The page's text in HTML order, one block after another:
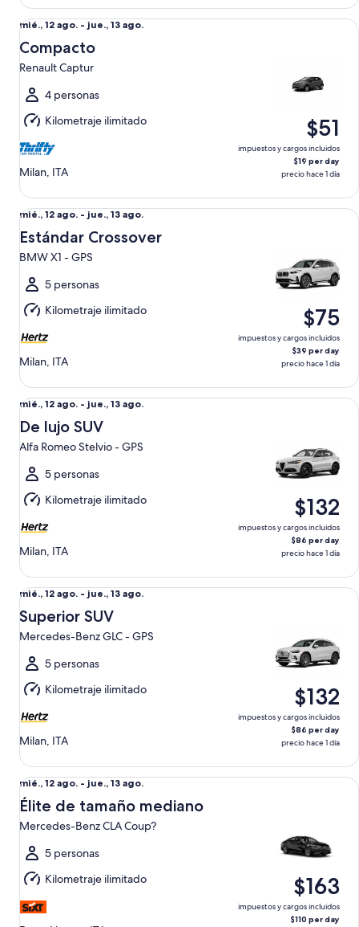
Del
mié.,
12
ago.
al
jue.,
13
ago.
mié., 12 ago. - jue., 13 ago.
Compacto
Renault Captur
4 personas
Kilometraje ilimitado
Milan, ITA
$51
impuestos y cargos incluidos
$19 per day
precio hace 1 día
Compacto Renault Captur
Del
mié.,
12
ago.
al
jue.,
13
ago.
mié., 12 ago. - jue., 13 ago.
Estándar Crossover
BMW X1 - GPS
5 personas
Kilometraje ilimitado
Milan, ITA
$75
impuestos y cargos incluidos
$39 per day
precio hace 1 día
Estándar Crossover BMW X1 - GPS
Del
mié.,
12
ago.
al
jue.,
13
ago.
mié., 12 ago. - jue., 13 ago.
De lujo SUV
Alfa Romeo Stelvio - GPS
5 personas
Kilometraje ilimitado
Milan, ITA
$132
impuestos y cargos incluidos
$86 per day
precio hace 1 día
De lujo SUV Alfa Romeo Stelvio - GPS
Del
mié.,
12
ago.
al
jue.,
13
ago.
mié., 12 ago. - jue., 13 ago.
Superior SUV
Mercedes-Benz GLC - GPS
5 personas
Kilometraje ilimitado
Milan, ITA
$132
impuestos y cargos incluidos
$86 per day
precio hace 1 día
Superior SUV Mercedes-Benz GLC - GPS
Del
mié.,
12
ago.
al
jue.,
13
ago.
mié., 12 ago. - jue., 13 ago.
Élite de tamaño mediano
Mercedes-Benz CLA Coup?
5 personas
Kilometraje ilimitado
$163
impuestos y cargos incluidos
$110 per day
Élite de tamaño mediano Mercedes-Benz CLA Coup?